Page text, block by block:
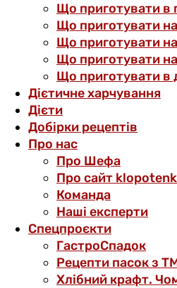
Що приготувати в
Що приготувати
Що приготувати
Що приготувати
Що приготувати в
Дієтичне харчування
Дієти
Добірки рецептів
Про нас
Про Шефа
Про сайт
Команда
Наші експерти
Спецпроєкти
ГастроСпадок
Рецепти пасок з
Хлібний крафт.